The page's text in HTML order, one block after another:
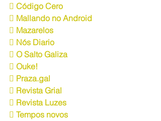
 Código Cero
 Mallando no Android
 Mazarelos
 Nós Diario
 O Salto Galiza
 Ouke!
 Praza.gal
 Revista Grial
 Revista Luzes
 Tempos novos